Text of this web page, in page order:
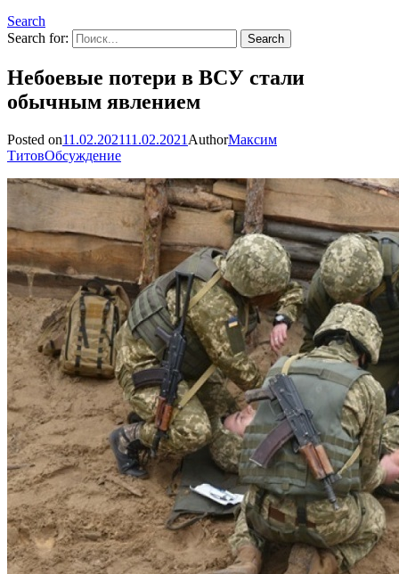
Search
Search for:
Небоевые потери в ВСУ стали
обычным явлением
Posted on11.02.202111.02.2021 AuthorМаксим
ТитовОбсуждение